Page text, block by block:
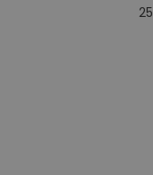
25